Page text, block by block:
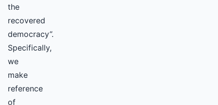
the
recovered
democracy”.
Specifically,
we
make
reference
of